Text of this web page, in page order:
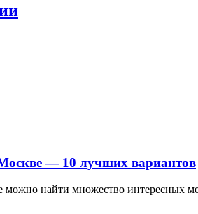
— 10 лучших вариантов
можно найти множество интересных